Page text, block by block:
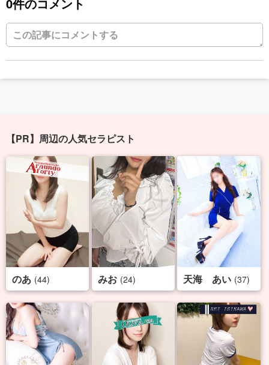
【PR】周辺の人気セラピスト
のあ (44) みお (24) 天海 あい (37)